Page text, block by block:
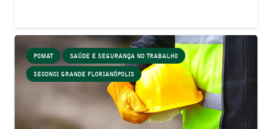
PCMAT SAÚDE E SEGURANÇA NO TRABALHO
SECONCI GRANDE FLORIANÓPOLIS